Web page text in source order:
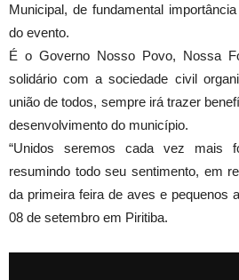
Municipal, de fundamental
do evento.
É o Governo Nosso Povo, Nossa
solidário com a sociedade civil
união de todos, sempre irá trazer
desenvolvimento do município.
“Unidos seremos cada vez mais
resumindo todo seu sentimento, em
da primeira feira de aves e pequenos
08 de setembro em Piritiba.